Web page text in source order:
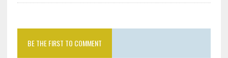
BE THE FIRST TO COMMENT